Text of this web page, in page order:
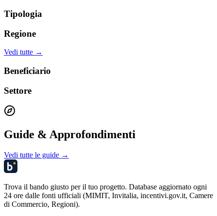
Tipologia
Regione
Vedi tutte →
Beneficiario
Settore
Guide & Approfondimenti
Vedi tutte le guide →
Trova il bando giusto per il tuo progetto. Database aggiornato ogni
24 ore dalle fonti ufficiali (MIMIT, Invitalia, incentivi.gov.it, Camere
di Commercio, Regioni).